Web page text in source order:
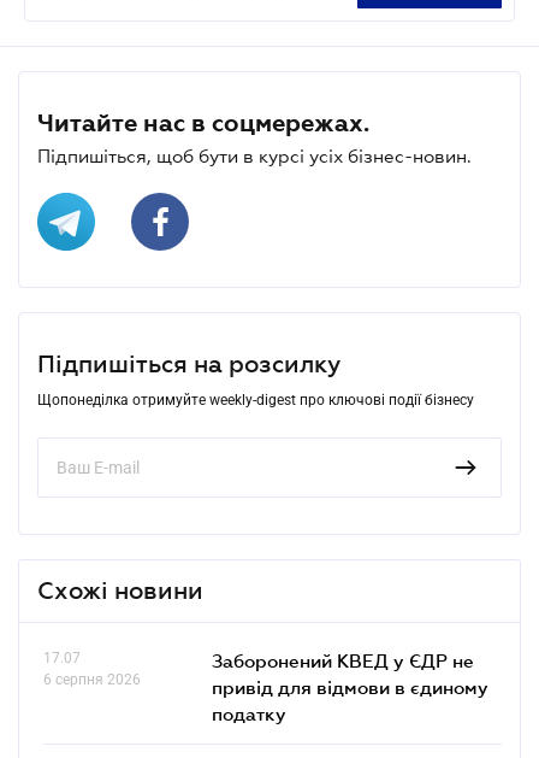
Читайте нас в соцмережах.
Підпишіться, щоб бути в курсі усіх бізнес-новин.
Підпишіться на розсилку
Щопонеділка отримуйте weekly-digest про ключові події бізнесу
Схожі новини
17.07
6 серпня 2026
Заборонений КВЕД у ЄДР не
привід для відмови в єдиному
податку